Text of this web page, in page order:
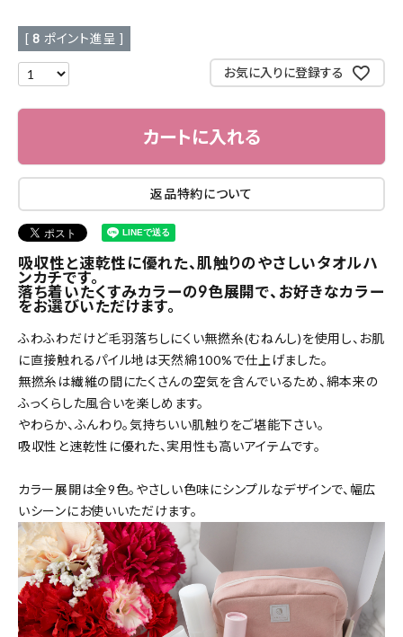
[ 8 ポイント進呈 ]
お気に入りに登録する
カートに入れる
返品特約について
吸収性と速乾性に優れた、肌触りのやさしいタオルハ
ンカチです。
落ち着いたくすみカラーの9色展開で、お好きなカラー
をお選びいただけます。
ふわふわだけど毛羽落ちしにくい無撚糸(むねんし)を使用し、お肌
に直接触れるパイル地は天然綿100%で仕上げました。
無撚糸は繊維の間にたくさんの空気を含んでいるため、綿本来の
ふっくらした風合いを楽しめます。
やわらか、ふんわり。気持ちいい肌触りをご堪能下さい。
吸収性と速乾性に優れた、実用性も高いアイテムです。
カラー展開は全9色。やさしい色味にシンプルなデザインで、幅広
いシーンにお使いいただけます。